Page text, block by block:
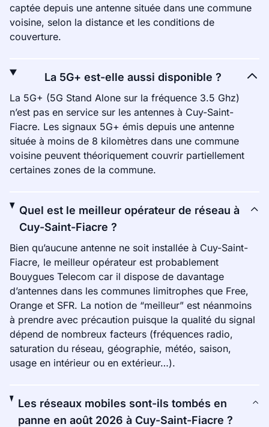
captée depuis une antenne située dans une commune
voisine, selon la distance et les conditions de
couverture.
La 5G+ est-elle aussi disponible ?
La 5G+ (5G Stand Alone sur la fréquence 3.5 Ghz)
n’est pas en service sur les antennes à Cuy-Saint-
Fiacre. Les signaux 5G+ émis depuis une antenne
située à moins de 8 kilomètres dans une commune
voisine peuvent théoriquement couvrir partiellement
certaines zones de la commune.
Quel est le meilleur opérateur de réseau à
Cuy-Saint-Fiacre ?
Bien qu’aucune antenne ne soit installée à Cuy-Saint-
Fiacre, le meilleur opérateur est probablement
Bouygues Telecom car il dispose de davantage
d’antennes dans les communes limitrophes que Free,
Orange et SFR. La notion de “meilleur” est néanmoins
à prendre avec précaution puisque la qualité du signal
dépend de nombreux facteurs (fréquences radio,
saturation du réseau, géographie, météo, saison,
usage en intérieur ou en extérieur…).
Les réseaux mobiles sont-ils tombés en
panne en août 2026 à Cuy-Saint-Fiacre ?